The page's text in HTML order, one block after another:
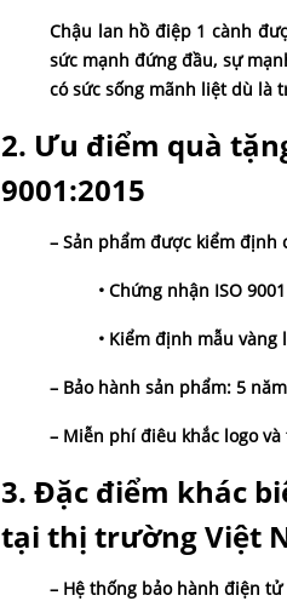
Chậu lan hồ điệp 1 cành
sức mạnh đứng đầu, sự
có sức sống mãnh liệt dù là
2. Ưu điểm quà
9001:2015
– Sản phẩm được kiểm định
• Chứng nhận ISO
• Kiểm định mẫu vàng
– Bảo hành sản phẩm: 5 năm
– Miễn phí điêu khắc logo
3. Đặc điểm khác
tại thị trường Việt
– Hệ thống bảo hành điện